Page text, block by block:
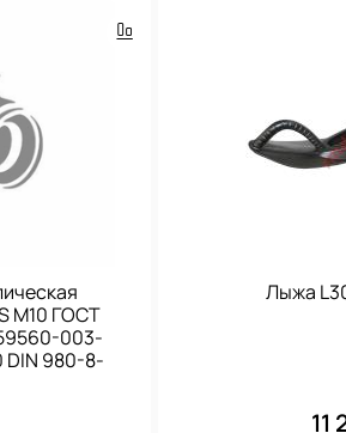
M10 ГОСТ
003-
DIN 980-8-
Лыжа
11